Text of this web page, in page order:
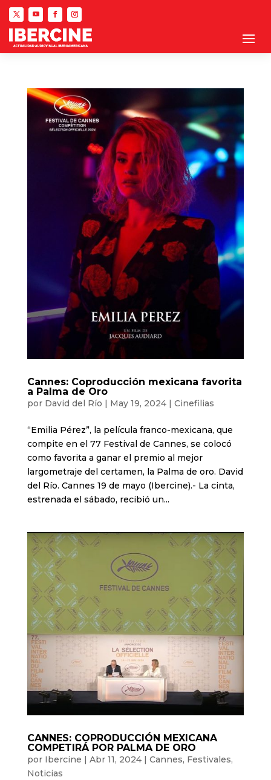
Cannes: Coproducción mexicana favorita
a Palma de Oro
por David del Río | May 19, 2024| Cinefilias
“Emilia Pérez”, la película franco-mexicana, que
compite en el 77 Festival de Cannes, se colocó
como favorita a ganar el premio al mejor
largometraje del certamen, la Palma de oro. David
del Río. Cannes 19 de mayo (Ibercine).- La cinta,
estrenada el sábado, recibió un...
CANNES: COPRODUCCIÓN MEXICANA
COMPETIRÁ POR PALMA DE ORO
por Ibercine Abr 11, 2024| Cannes, Festivales,
Noticias